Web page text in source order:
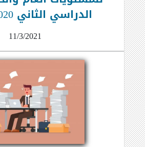
الدراسي الثاني 2020-2021 م
11/3/2021